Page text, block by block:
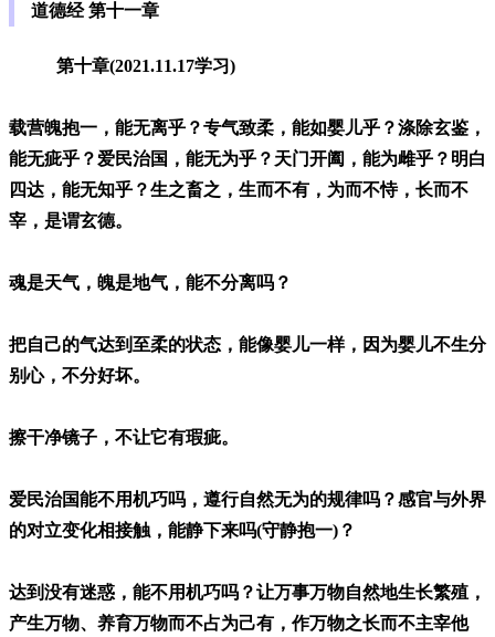
道德经 第十一章
第十章(2021.11.17学习)
载营魄抱一，能无离乎？专气致柔，能如婴儿乎？涤除玄鉴，
能无疵乎？爱民治国，能无为乎？天门开阖，能为雌乎？明白
四达，能无知乎？生之畜之，生而不有，为而不恃，长而不
宰，是谓玄德。
魂是天气，魄是地气，能不分离吗？
把自己的气达到至柔的状态，能像婴儿一样，因为婴儿不生分
别心，不分好坏。
擦干净镜子，不让它有瑕疵。
爱民治国能不用机巧吗，遵行自然无为的规律吗？感官与外界
的对立变化相接触，能静下来吗(守静抱一)？
达到没有迷惑，能不用机巧吗？让万事万物自然地生长繁殖，
产生万物、养育万物而不占为己有，作万物之长而不主宰他